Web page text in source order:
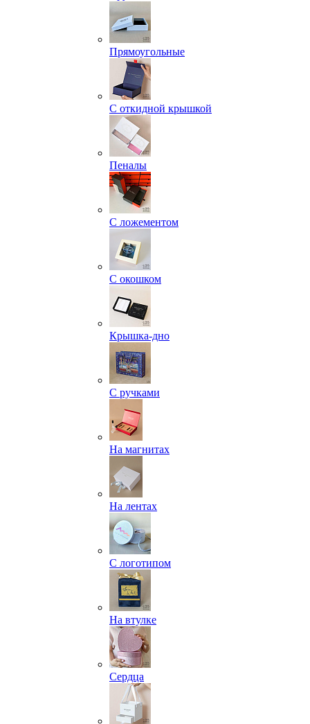
Прямоугольные
С откидной крышкой
Пеналы
С ложементом
С окошком
Крышка-дно
С ручками
На магнитах
На лентах
С логотипом
На втулке
Сердца